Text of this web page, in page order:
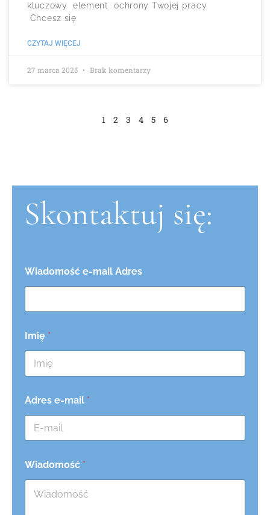
kluczowy element ochrony Twojej pracy.
Chcesz się
CZYTAJ WIĘCEJ
27 marca 2025 Brak komentarzy
1 2 3 4 5 6
Skontaktuj się:
Wiadomość e-mail Adres
Imię *
Adres e-mail *
Wiadomość *